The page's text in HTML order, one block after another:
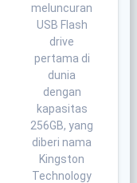
meluncuran
USB Flash
drive
pertama di
dunia
dengan
kapasitas
256GB, yang
diberi nama
Kingston
Technology